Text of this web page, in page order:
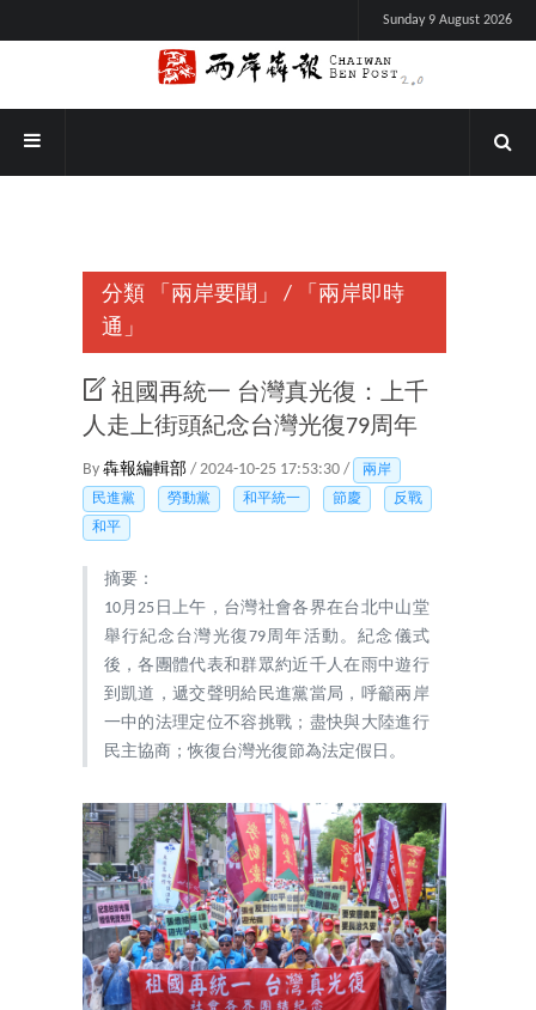
Sunday 9 August 2026
分類 「兩岸要聞」 /
「兩岸即時
通」
祖國再統一 台灣真光復：上千
人走上街頭紀念台灣光復79周年
By 犇報編輯部 / 2024-10-25 17:53:30 /
兩岸
民進黨
勞動黨 和平統一 節慶
反戰
和平
摘要：
10月25日上午，台灣社會各界在台北中山堂
舉行紀念台灣光復79周年活動。紀念儀式
後，各團體代表和群眾約近千人在雨中遊行
到凱道，遞交聲明給民進黨當局，呼籲兩岸
一中的法理定位不容挑戰；盡快與大陸進行
民主協商；恢復台灣光復節為法定假日。